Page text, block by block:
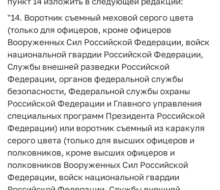
"14. Воротник съемный меховой серого цвета
(только для офицеров, кроме офицеров
Вооруженных Сил Российской Федерации, войск
национальной гвардии Российской Федерации,
Службы внешней разведки Российской
Федерации, органов федеральной службы
безопасности, Федеральной службы охраны
Российской Федерации и Главного управления
специальных программ Президента Российской
Федерации) или воротник съемный из каракуля
серого цвета (только для высших офицеров и
полковников, кроме высших офицеров и
полковников Вооруженных Сил Российской
Федерации, войск национальной гвардии